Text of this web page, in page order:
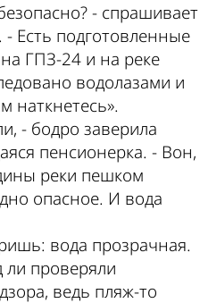
- спрашивает
Есть подготовленные
ГПЗ-24 и на реке
водолазами и
наткнетесь».
- бодро заверила
пенсионерка. - Вон,
реки пешком
опасное. И вода
вода прозрачная.
ли проверяли
ведь пляж-то